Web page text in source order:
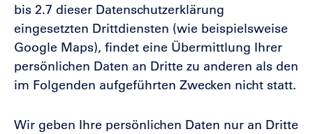
bis 2.7 dieser Datenschutzerklärung
eingesetzten Drittdiensten (wie beispielsweise
Google Maps), findet eine Übermittlung Ihrer
persönlichen Daten an Dritte zu anderen als den
im Folgenden aufgeführten Zwecken nicht statt.
Wir geben Ihre persönlichen Daten nur an Dritte